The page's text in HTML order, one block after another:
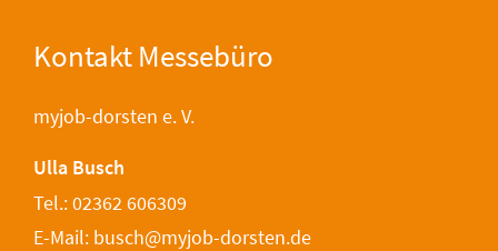
Kontakt Messebüro
myjob-dorsten e. V.
Ulla Busch
Tel.: 02362 606309
E-Mail: busch@myjob-dorsten.de